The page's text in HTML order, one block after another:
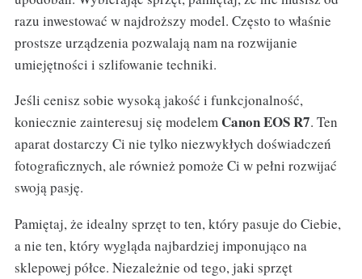
razu inwestować w najdroższy model. Często to właśnie
prostsze urządzenia pozwalają nam na rozwijanie
umiejętności i szlifowanie techniki.
Jeśli cenisz sobie wysoką jakość i funkcjonalność,
koniecznie zainteresuj się modelem Canon EOS R7. Ten
aparat dostarczy Ci nie tylko niezwykłych doświadczeń
fotograficznych, ale również pomoże Ci w pełni rozwijać
swoją pasję.
Pamiętaj, że idealny sprzęt to ten, który pasuje do Ciebie,
a nie ten, który wygląda najbardziej imponująco na
sklepowej półce. Niezależnie od tego, jaki sprzęt